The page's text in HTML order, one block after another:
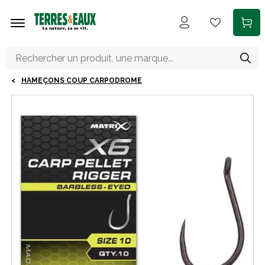
HAMEÇONS COUP CARPODROME